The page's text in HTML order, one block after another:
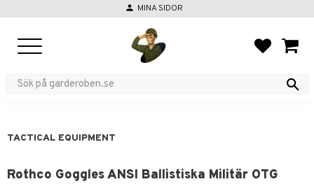
person MINA SIDOR
TACTICAL EQUIPMENT
Rothco Goggles ANSI Ballistiska Militär OTG